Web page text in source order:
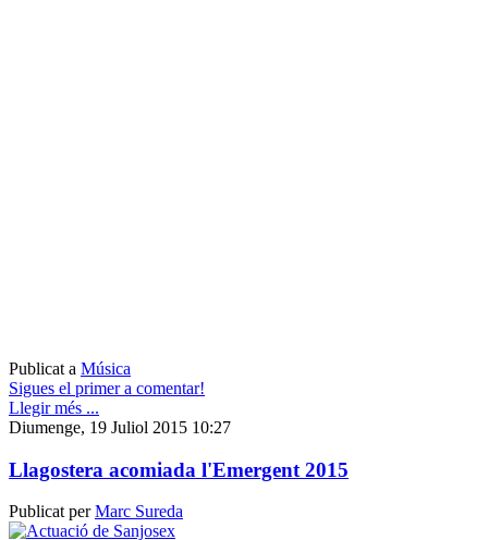
Publicat a Música
Sigues el primer a comentar!
Llegir més ...
Diumenge, 19 Juliol 2015 10:27
Llagostera acomiada l'Emergent 2015
Publicat perMarc Sureda